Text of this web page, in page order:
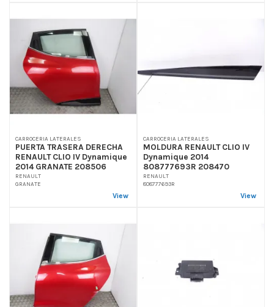
CARROCERIA LATERALES
PUERTA TRASERA DERECHA
RENAULT CLIO IV Dynamique
2014 GRANATE 208506
RENAULT
GRANATE
View
CARROCERIA LATERALES
MOLDURA RENAULT CLIO IV
Dynamique 2014
808777693R 208470
RENAULT
808777693R
View